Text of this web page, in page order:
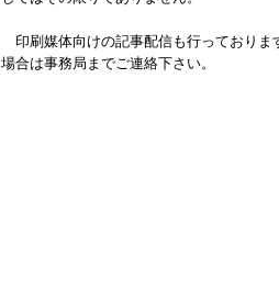
印刷媒体向けの記事配信も行っておりま
場合は事務局までご連絡下さい。